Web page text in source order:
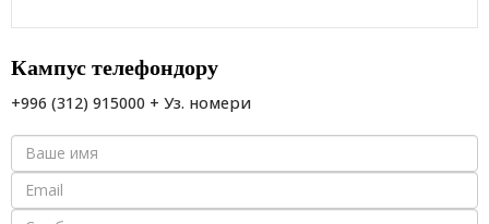
Кампус телефондору
+996 (312) 915000 + Уз. номери